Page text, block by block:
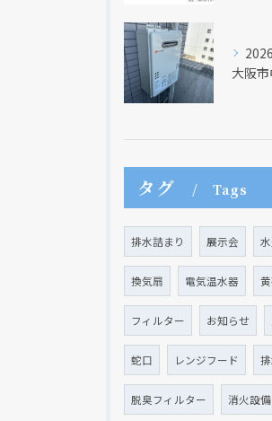
タグ Tags
排水詰まり 展示会
換気扇 電気温水器
フィルター お知らせ
蛇口 レンジフード
脱臭フィルター 消火設備
現在、新聞に入っている折込チ
クリックでチラシのページにジャ
現在、新聞に入っている折込チ
クリックでチラシのページにジャ